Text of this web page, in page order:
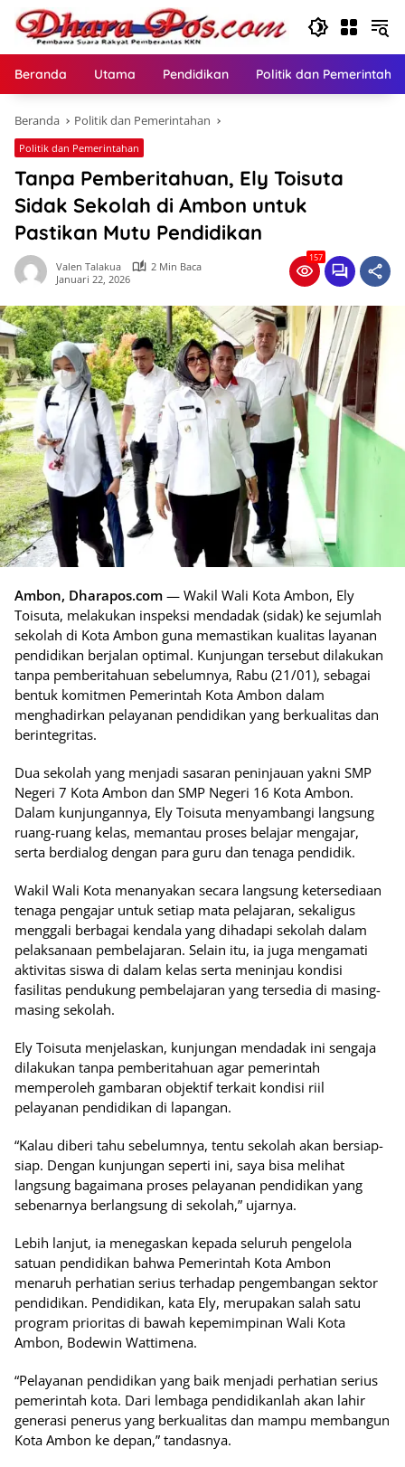
Langsung
konten
Beranda Utama Pendidikan Politik dan
Beranda Politik dan Pemerintahan
Politik dan Pemerintahan
Tanpa Pemberitahuan, Ely Toisuta
Sidak Sekolah di Ambon untuk
Pastikan Mutu Pendidikan
Valen Talakua
2 Min Baca
Januari 22, 2026
157
Ambon, Dharapos.com — Wakil Wali Kota Ambon, Ely
Toisuta, melakukan inspeksi mendadak (sidak) ke sejumlah
sekolah di Kota Ambon guna memastikan kualitas layanan
pendidikan berjalan optimal. Kunjungan tersebut dilakukan
tanpa pemberitahuan sebelumnya, Rabu (21/01), sebagai
bentuk komitmen Pemerintah Kota Ambon dalam
menghadirkan pelayanan pendidikan yang berkualitas dan
berintegritas.
Dua sekolah yang menjadi sasaran peninjauan yakni SMP
Negeri 7 Kota Ambon dan SMP Negeri 16 Kota Ambon.
Dalam kunjungannya, Ely Toisuta menyambangi langsung
ruang-ruang kelas, memantau proses belajar mengajar,
serta berdialog dengan para guru dan tenaga pendidik.
Wakil Wali Kota menanyakan secara langsung ketersediaan
tenaga pengajar untuk setiap mata pelajaran, sekaligus
menggali berbagai kendala yang dihadapi sekolah dalam
pelaksanaan pembelajaran. Selain itu, ia juga mengamati
aktivitas siswa di dalam kelas serta meninjau kondisi
fasilitas pendukung pembelajaran yang tersedia di masing-
masing sekolah.
Ely Toisuta menjelaskan, kunjungan mendadak ini sengaja
dilakukan tanpa pemberitahuan agar pemerintah
memperoleh gambaran objektif terkait kondisi riil
pelayanan pendidikan di lapangan.
“Kalau diberi tahu sebelumnya, tentu sekolah akan bersiap-
siap. Dengan kunjungan seperti ini, saya bisa melihat
langsung bagaimana proses pelayanan pendidikan yang
sebenarnya berlangsung di sekolah,” ujarnya.
Lebih lanjut, ia menegaskan kepada seluruh pengelola
satuan pendidikan bahwa Pemerintah Kota Ambon
menaruh perhatian serius terhadap pengembangan sektor
pendidikan. Pendidikan, kata Ely, merupakan salah satu
program prioritas di bawah kepemimpinan Wali Kota
Ambon, Bodewin Wattimena.
“Pelayanan pendidikan yang baik menjadi perhatian serius
pemerintah kota. Dari lembaga pendidikanlah akan lahir
generasi penerus yang berkualitas dan mampu membangun
Kota Ambon ke depan,” tandasnya.